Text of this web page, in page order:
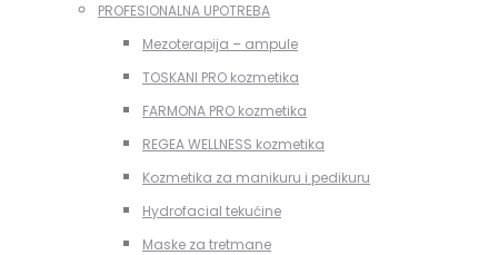
PROFESIONALNA UPOTREBA
Mezoterapija – ampule
TOSKANI PRO kozmetika
FARMONA PRO kozmetika
REGEA WELLNESS kozmetika
Kozmetika za manikuru i pedikuru
Hydrofacial tekućine
Maske za tretmane